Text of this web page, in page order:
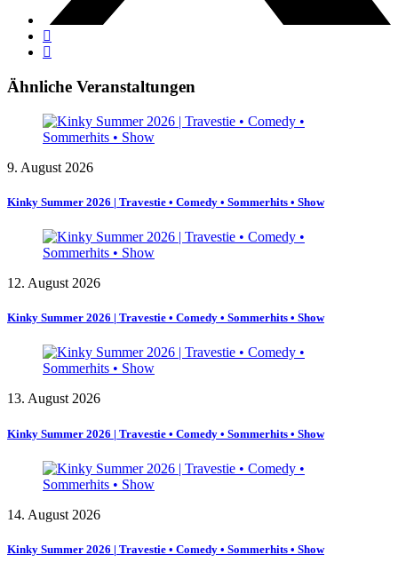
Ähnliche Veranstaltungen
9. August 2026
Kinky Summer 2026 | Travestie • Comedy • Sommerhits • Show
12. August 2026
Kinky Summer 2026 | Travestie • Comedy • Sommerhits • Show
13. August 2026
Kinky Summer 2026 | Travestie • Comedy • Sommerhits • Show
14. August 2026
Kinky Summer 2026 | Travestie • Comedy • Sommerhits • Show